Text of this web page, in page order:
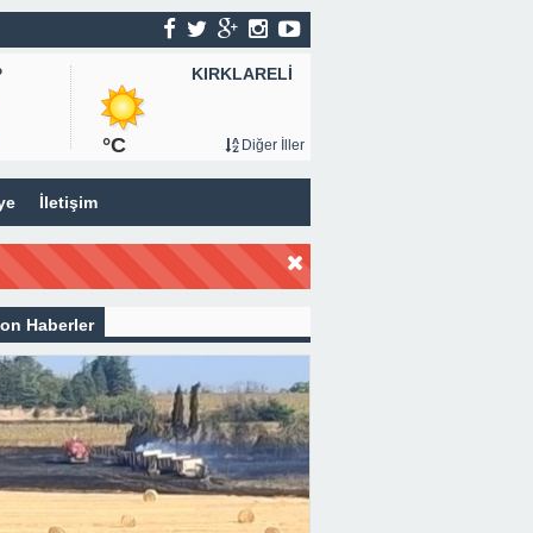
KIRKLARELİ
°C Diğer İller
İletişim
Haberler